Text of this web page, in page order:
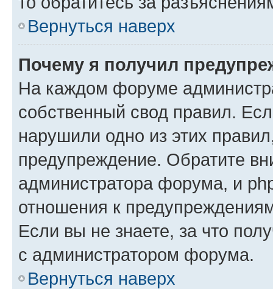
Вернуться наверх
Почему я получил
На каждом форуме
собственный свод правил.
нарушили одно из этих
предупреждение. Обратите
администратора форума, и
отношения к
Если вы не знаете, за что
с администратором форума.
Вернуться наверх